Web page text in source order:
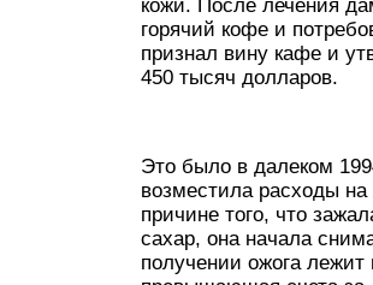
кожи. После лечения
горячий кофе и
признал вину кафе и
450 тысяч долларов.
Это было в далеком
возместила расходы
причине того, что
сахар, она начала
получении ожога